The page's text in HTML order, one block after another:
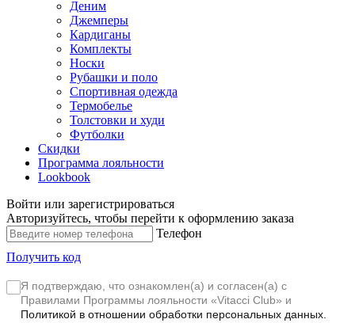
Деним
Джемперы
Кардиганы
Комплекты
Носки
Рубашки и поло
Спортивная одежда
Термобелье
Толстовки и худи
Футболки
Скидки
Программа лояльности
Lookbook
Войти или зарегистрироваться
Авторизуйтесь, чтобы перейти к оформлению заказа
Телефон
Получить код
Я подтверждаю, что ознакомлен(а) и согласен(а) с
Правилами Программы лояльности «Vitacci Club» и
Политикой в отношении обработки персональных данных.